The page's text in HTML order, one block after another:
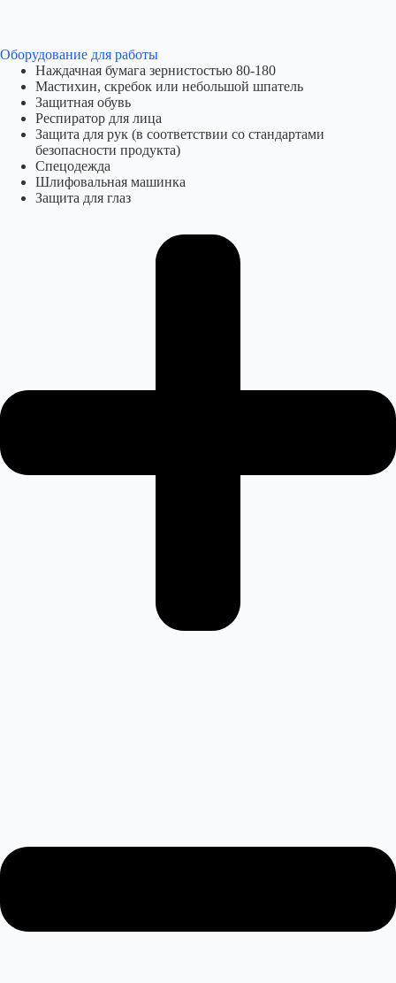
Оборудование для работы​
Наждачная бумага зернистостью 80-180
Мастихин, скребок или небольшой шпатель
Защитная обувь
Респиратор для лица
Защита для рук (в соответствии со стандартами
безопасности продукта)
Спецодежда
Шлифовальная машинка
Защита для глаз